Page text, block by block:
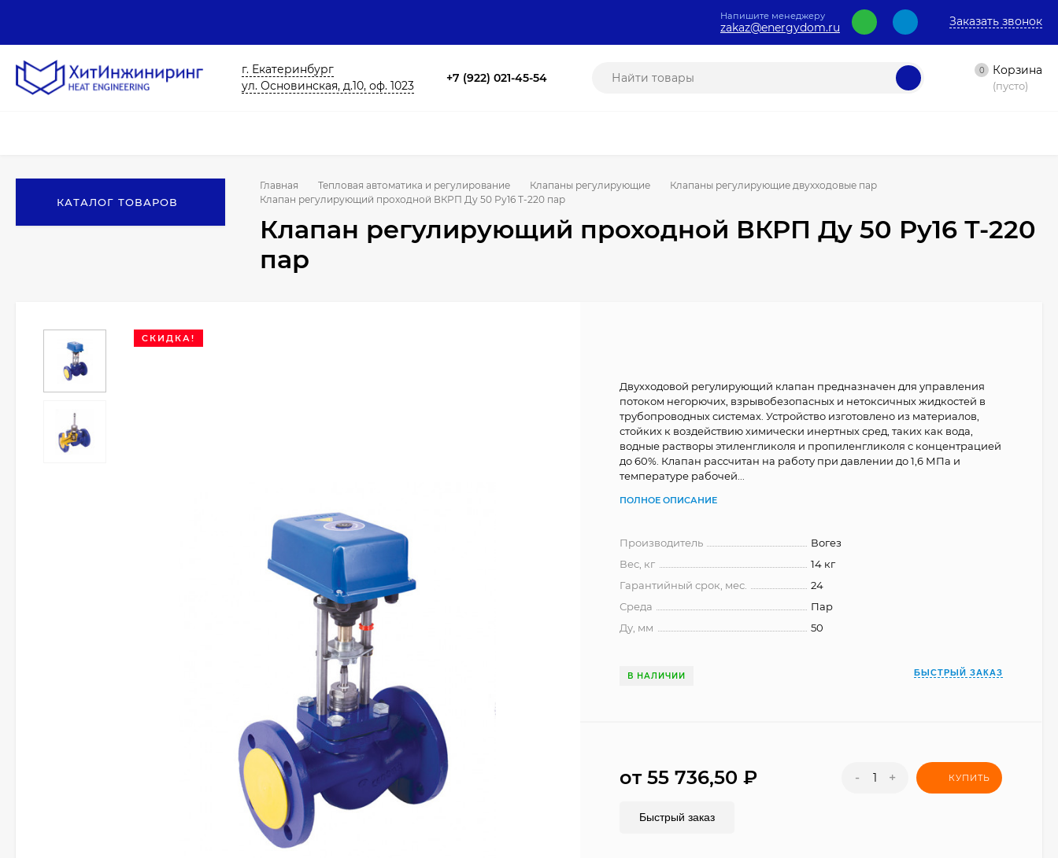
Напишите менеджеру
zakaz@energydom.ru Заказать звонок
г. Екатеринбург
ул. Основинская, д.10, оф. 1023
+7 (922) 021-45-54 0 Корзина
(пусто)
КАТАЛОГ ТОВАРОВ
Главная Тепловая автоматика и регулирование Клапаны регулирующие
Клапаны регулирующие двухходовые пар
Клапан регулирующий проходной ВКРП Ду 50 Ру16 Т-220 пар
Клапан регулирующий проходной ВКРП Ду 50 Ру16 Т-220
пар
СКИДКА!
Двухходовой регулирующий клапан предназначен для управления
потоком негорючих, взрывобезопасных и нетоксичных жидкостей в
трубопроводных системах. Устройство изготовлено из материалов,
стойких к воздействию химически инертных сред, таких как вода,
водные растворы этиленгликоля и пропиленгликоля с концентрацией
до 60%. Клапан рассчитан на работу при давлении до 1,6 МПа и
температуре рабочей...
ПОЛНОЕ ОПИСАНИЕ
Производитель
Вогез
Вес, кг
14 кг
Гарантийный срок, мес.
24
Среда
Пар
Ду, мм
50
В НАЛИЧИИ БЫСТРЫЙ ЗАКАЗ
от 55 736,50₽ - + КУПИТЬ
Быстрый заказ